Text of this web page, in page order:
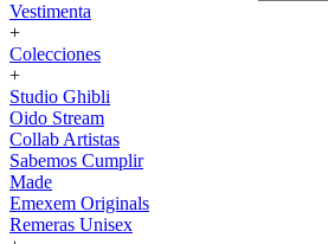
Vestimenta
+
Colecciones
+
Studio Ghibli
Oido Stream
Collab Artistas
Sabemos Cumplir
Made
Emexem Originals
Remeras Unisex